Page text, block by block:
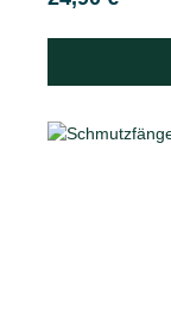
Befestigungsmaterial. Langlebig und
starker
Darüber hinaus
Vorderräder.